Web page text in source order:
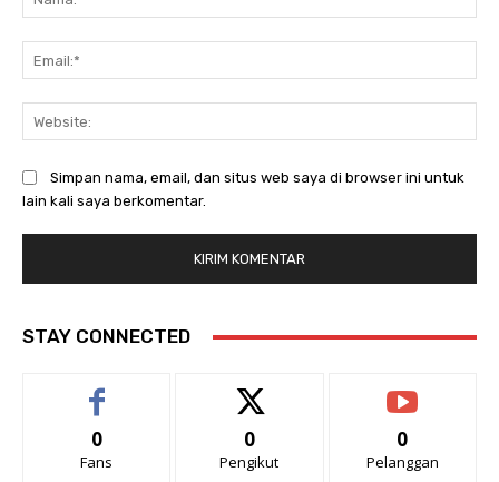
Simpan nama, email, dan situs web saya di browser ini untuk
lain kali saya berkomentar.
STAY CONNECTED
0
Fans
0
Pengikut
0
Pelanggan